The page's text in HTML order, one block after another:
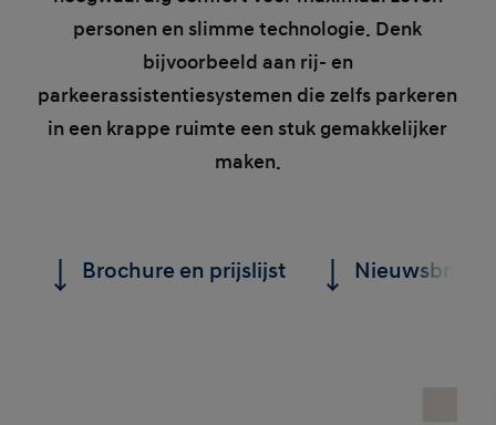
personen en slimme technologie. Denk
bijvoorbeeld aan rij- en
parkeerassistentiesystemen die zelfs parkeren
in een krappe ruimte een stuk gemakkelijker
maken.
Brochure en prijslijst Nieuwsbrief